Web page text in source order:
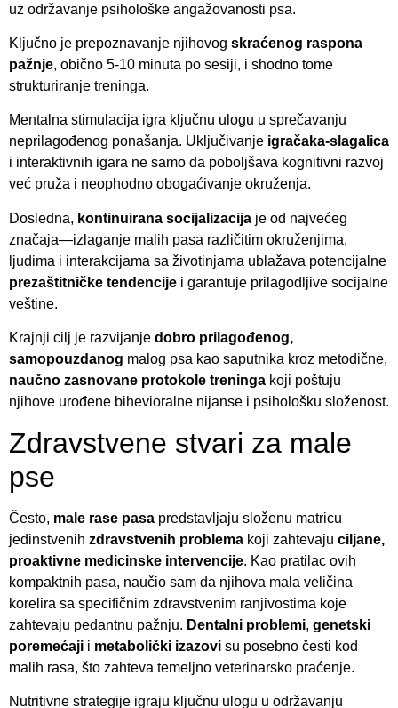
uz održavanje psihološke angažovanosti psa.
Ključno je prepoznavanje njihovog skraćenog raspona
pažnje, obično 5-10 minuta po sesiji, i shodno tome
strukturiranje treninga.
Mentalna stimulacija igra ključnu ulogu u sprečavanju
neprilagođenog ponašanja. Uključivanje igračaka-slagalica
i interaktivnih igara ne samo da poboljšava kognitivni razvoj
već pruža i neophodno obogaćivanje okruženja.
Dosledna, kontinuirana socijalizacija je od najvećeg
značaja—izlaganje malih pasa različitim okruženjima,
ljudima i interakcijama sa životinjama ublažava potencijalne
prezaštitničke tendencije i garantuje prilagodljive socijalne
veštine.
Krajnji cilj je razvijanje dobro prilagođenog,
samopouzdanog malog psa kao saputnika kroz metodične,
naučno zasnovane protokole treninga koji poštuju
njihove urođene bihevioralne nijanse i psihološku složenost.
Zdravstvene stvari za male
pse
Često, male rase pasa predstavljaju složenu matricu
jedinstvenih zdravstvenih problema koji zahtevaju ciljane,
proaktivne medicinske intervencije. Kao pratilac ovih
kompaktnih pasa, naučio sam da njihova mala veličina
korelira sa specifičnim zdravstvenim ranjivostima koje
zahtevaju pedantnu pažnju. Dentalni problemi, genetski
poremećaji i metabolički izazovi su posebno česti kod
malih rasa, što zahteva temeljno veterinarsko praćenje.
Nutritivne strategije igraju ključnu ulogu u održavanju